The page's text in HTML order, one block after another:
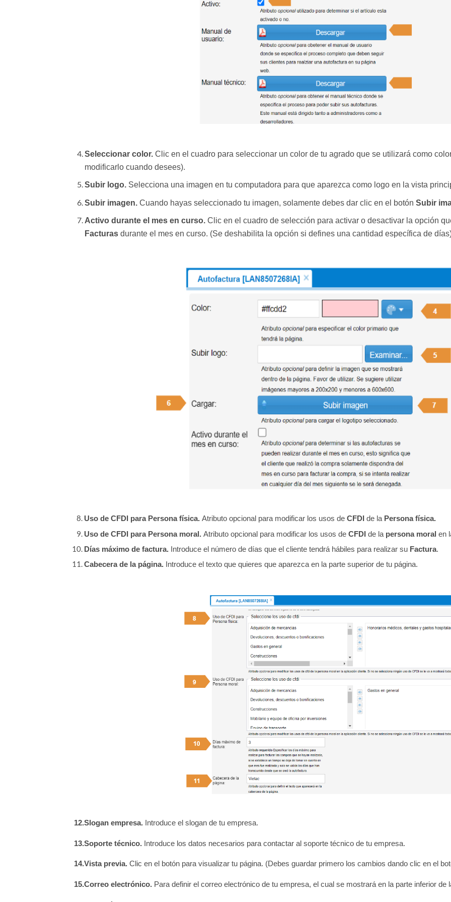
Seleccionar color.Clic en el cuadro para seleccionar un color de tu agrado que se utilizará como
modificarlo cuando desees).
Subir logo.Selecciona una imagen en tu computadora para que aparezca como logo en la vista
Subir imagen.Cuando hayas seleccionado tu imagen, solamente debes dar clic en el botón Subir
Activo durante el mes en curso.Clic en el cuadro de selección para activar o desactivar la opción
Facturasdurante el mes en curso. (Se deshabilita la opción si defines una cantidad específica de
Uso de CFDI para Persona física. Atributo opcional para modificar los usos de CFDIde la Persona física.
Uso de CFDI para Persona moral. Atributo opcional para modificar los usos de CFDIde la persona moral en
Días máximo de factura. Introduce el número de días que el cliente tendrá hábiles para realizar suFactura.
Cabecera de la página.Introduce el texto que quieres que aparezca en la parte superior de tu página.
12.Slogan empresa. Introduce el slogan de tu empresa.
13.Soporte técnico. Introduce los datos necesarios para contactar al soporte técnico de tu empresa.
14.Vista previa. Clic en el botón para visualizar tu página. (Debes guardar primero los cambios dando clic en el
15.Correo electrónico. Para definir el correo electrónico de tu empresa, el cual se mostrará en la parte inferior de